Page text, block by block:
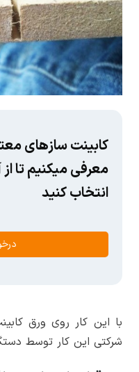
کابینت سازهای
معرفی میکنیم تا
انتخاب کنید
با این کار روی ورق
شرکتی این کار توسط